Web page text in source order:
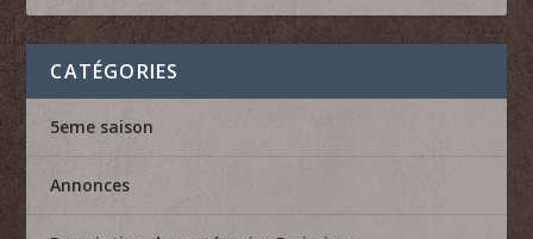
CATÉGORIES
5eme saison
Annonces